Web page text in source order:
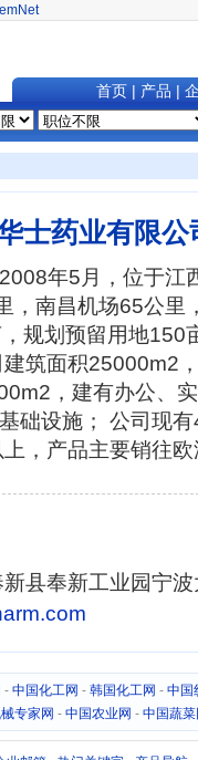
首页| 产品 |
士药业有限公
年5月，位于江
，南昌机场65公里
规划预留用地150
筑面积25000m2
，建有办公、
础设施； 公司现
，产品主要销往
县奉新工业园宁
- 中国化工网 - 韩国化工网 - 中国
专家网 - 中国农业网 - 中国蔬